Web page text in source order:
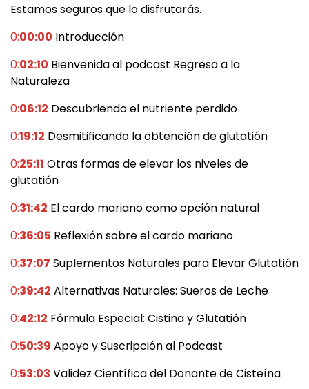
Estamos seguros que lo disfrutarás.
0:00:00 Introducción
0:02:10 Bienvenida al podcast Regresa a la
Naturaleza
0:06:12 Descubriendo el nutriente perdido
0:19:12 Desmitificando la obtención de glutatión
0:25:11 Otras formas de elevar los niveles de
glutatión
0:31:42 El cardo mariano como opción natural
0:36:05 Reflexión sobre el cardo mariano
0:37:07 Suplementos Naturales para Elevar Glutatión
0:39:42 Alternativas Naturales: Sueros de Leche
0:42:12 Fórmula Especial: Cistina y Glutatión
0:50:39 Apoyo y Suscripción al Podcast
0:53:03 Validez Científica del Donante de Cisteína